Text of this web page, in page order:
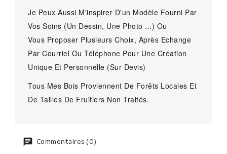
Je Peux Aussi M'inspirer D'un Modèle Fourni Par
Vos Soins (Un Dessin, Une Photo ...) Ou
Vous Proposer Plusieurs Choix, Après Echange
Par Courriel Ou Téléphone Pour Une Création
Unique Et Personnelle (Sur Devis)
Tous Mes Bois Proviennent De Forêts Locales Et
De Tailles De Fruitiers Non Traités.
Commentaires (0)